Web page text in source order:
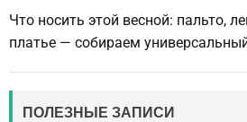
Что носить этой весной: пальто,
платье — собираем
ПОЛЕЗНЫЕ ЗАПИСИ